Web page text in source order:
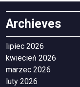
Archieves
lipiec 2026
kwiecień 2026
marzec 2026
luty 2026